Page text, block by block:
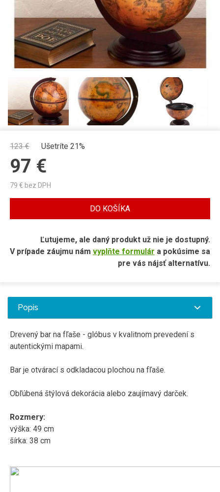
123€ Ušetríte 21%
97 €
79 € bez DPH
DO KOŠÍKA
Ľutujeme, ale daný produkt už nie je dostupný.
V prípade záujmu nám vyplňte formulár a pokúsime sa
pre vás nájsť alternatívu.
Popis
Drevený bar na fľaše - glóbus v kvalitnom prevedení s
autentickými mapami.
Bar je otvárací s odkladacou plochou na fľaše.
Obľúbená štýlová dekorácia alebo zaujímavý darček.
Rozmery:
výška: 49 cm
šírka: 38 cm